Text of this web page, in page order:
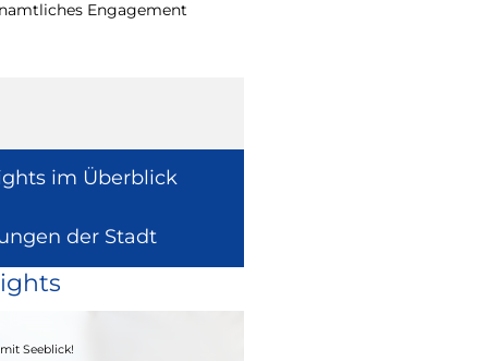
Engagement
im Überblick
der Stadt
Seeblick!